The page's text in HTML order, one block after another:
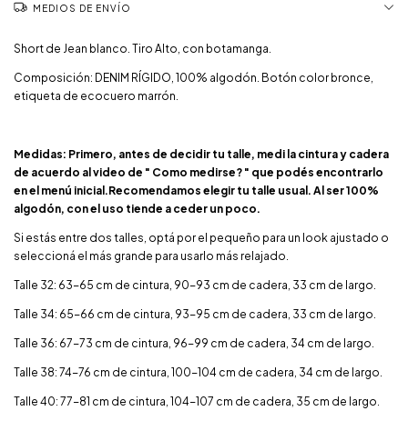
MEDIOS DE ENVÍO
Short de Jean blanco. Tiro Alto, con botamanga.
Composición: DENIM RÍGIDO, 100% algodón. Botón color bronce,
etiqueta de ecocuero marrón.
Medidas: Primero, antes de decidir tu talle, medi la cintura y cadera
de acuerdo al video de " Como medirse? " que podés encontrarlo
en el menú inicial.Recomendamos elegir tu talle usual. Al ser 100%
algodón, con el uso tiende a ceder un poco.
Si estás entre dos talles, optá por el pequeño para un look ajustado o
seleccioná el más grande para usarlo más relajado.
Talle 32: 63-65 cm de cintura, 90-93 cm de cadera, 33 cm de largo.
Talle 34: 65-66 cm de cintura, 93-95 cm de cadera, 33 cm de largo.
Talle 36: 67-73 cm de cintura, 96-99 cm de cadera, 34 cm de largo.
Talle 38: 74-76 cm de cintura, 100-104 cm de cadera, 34 cm de largo.
Talle 40: 77-81 cm de cintura, 104-107 cm de cadera, 35 cm de largo.